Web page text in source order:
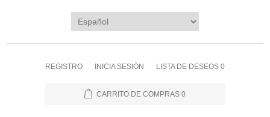
REGISTRO INICIA SESIÓN LISTA DE DESEOS 0
CARRITO DE COMPRAS 0